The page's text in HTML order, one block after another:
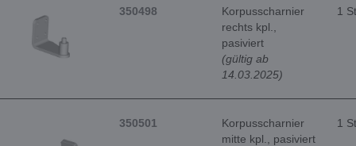
350498
Korpusscharnier
rechts kpl.,
pasiviert
(gültig ab
14.03.2025)
1
350501
Korpusscharnier
mitte kpl., pasiviert
1